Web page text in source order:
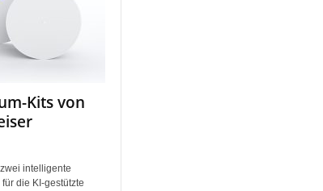
Kits von
intelligente
die KI-gestützte